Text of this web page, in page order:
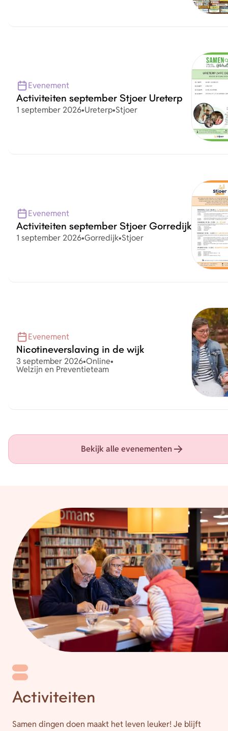
Evenement
Activiteiten september Stjoer Ureterp
Datum
1 september 2026•Plaats
Ureterp•Organisatie
Stjoer
Evenement
Activiteiten september Stjoer Gorredijk
Datum
1 september 2026•Plaats
Gorredijk•Organisatie
Stjoer
Evenement
Nicotineverslaving in de wijk
Datum
3 september 2026•Plaats
Online•
Organisatie
Welzijn en Preventieteam
Bekijk alle evenementen
Activiteiten
Samen dingen doen maakt het leven leuker! Je blijft